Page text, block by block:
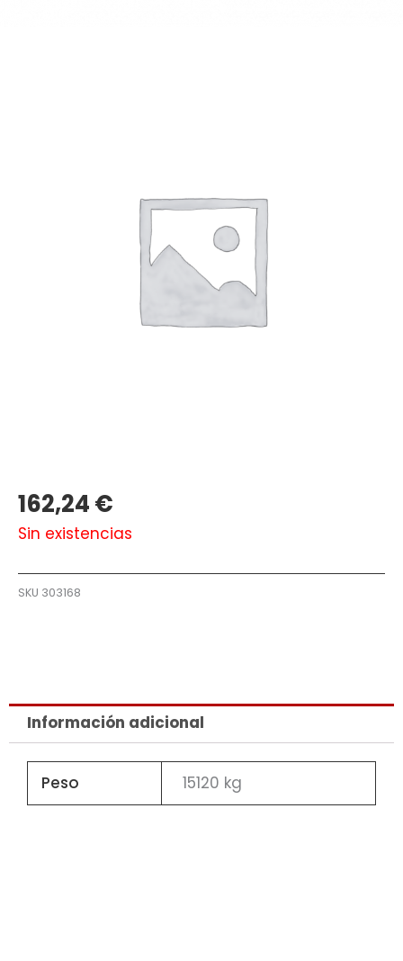
162,24€
Sin existencias
SKU 303168
Información adicional
Peso 15120 kg